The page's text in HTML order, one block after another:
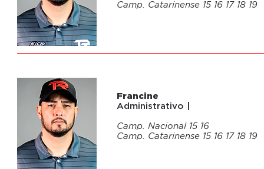
Camp. Catarinense 15 16 17 18 19
04
Francine
Administrativo |
Camp. Nacional 15 16
Camp. Catarinense 15 16 17 18 19